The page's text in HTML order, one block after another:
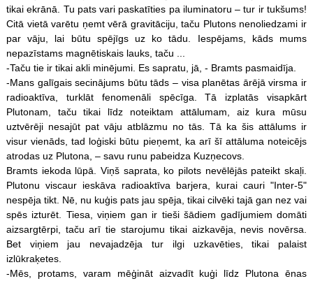
tikai ekrānā. Tu pats vari paskatīties pa iluminatoru – tur ir tukšums!
Citā vietā varētu ņemt vērā gravitāciju, taču Plutons nenoliedzami ir
par vāju, lai būtu spējīgs uz ko tādu. Iespējams, kāds mums
nepazīstams magnētiskais lauks, taču ...
-Taču tie ir tikai akli minējumi. Es sapratu, jā, - Bramts pasmaidīja.
-Mans galīgais secinājums būtu tāds – visa planētas ārējā virsma ir
radioaktīva, turklāt fenomenāli spēcīga. Tā izplatās visapkārt
Plutonam, taču tikai līdz noteiktam attālumam, aiz kura mūsu
uztvērēji nesajūt pat vāju atblāzmu no tās. Tā ka šis attālums ir
visur vienāds, tad loģiski būtu pieņemt, ka arī šī attāluma noteicējs
atrodas uz Plutona, – savu runu pabeidza Kuzņecovs.
Bramts iekoda lūpā. Viņš saprata, ko pilots nevēlējās pateikt skaļi.
Plutonu viscaur ieskāva radioaktīva barjera, kurai cauri "Inter-5"
nespēja tikt. Nē, nu kuģis pats jau spēja, tikai cilvēki tajā gan nez vai
spēs izturēt. Tiesa, viņiem gan ir tieši šādiem gadījumiem domāti
aizsargtērpi, taču arī tie starojumu tikai aizkavēja, nevis novērsa.
Bet viņiem jau nevajadzēja tur ilgi uzkavēties, tikai palaist
izlūkraķetes.
-Mēs, protams, varam mēģināt aizvadīt kuģi līdz Plutona ēnas